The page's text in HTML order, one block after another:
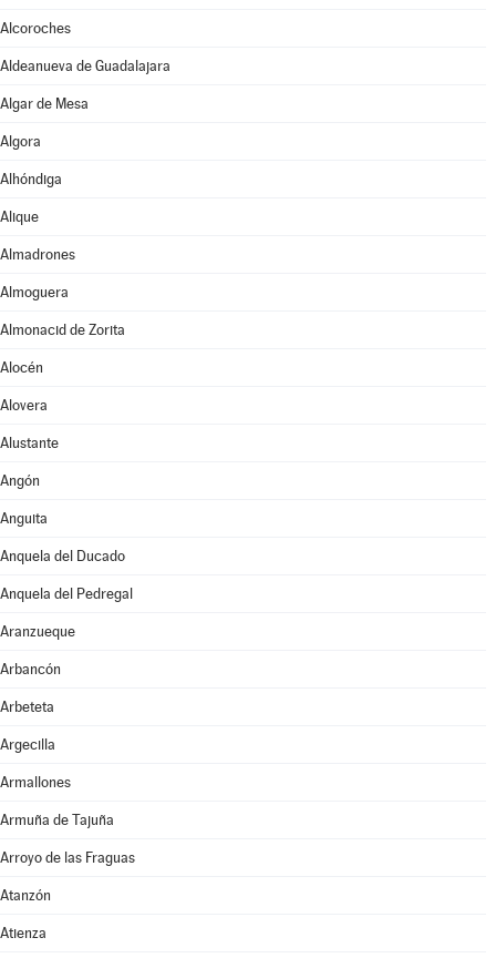
Alcoroches
Aldeanueva de Guadalajara
Algar de Mesa
Algora
Alhóndiga
Alique
Almadrones
Almoguera
Almonacid de Zorita
Alocén
Alovera
Alustante
Angón
Anguita
Anquela del Ducado
Anquela del Pedregal
Aranzueque
Arbancón
Arbeteta
Argecilla
Armallones
Armuña de Tajuña
Arroyo de las Fraguas
Atanzón
Atienza